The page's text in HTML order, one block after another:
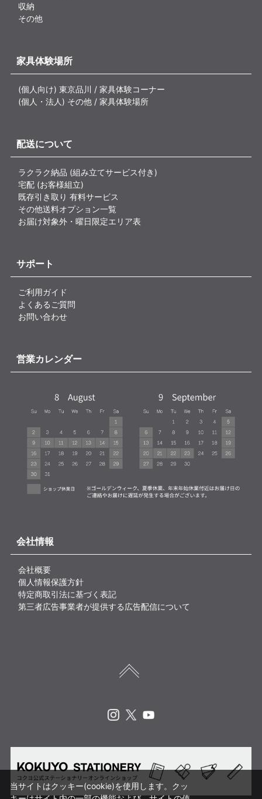
収納
その他
家具体験場所
(個人向け) 東京品川 / 家具体験コーナー
(個人・法人) その他 / 家具体験場所
配送について
ラクラク納品 (組み立てサービス付き)
宅配 (お客様組立)
既存引き取り 有料サービス
その他送料オプション一覧
お届け対象外・曜日限定エリア表
サポート
ご利用ガイド
よくあるご質問
お問い合わせ
営業カレンダー
会社情報
会社概要
個人情報保護方針
特定商取引法に基づく表記
第三者広告事業者が提供する広告配信について
当サイトはクッキー(cookie)を使用します。クッ